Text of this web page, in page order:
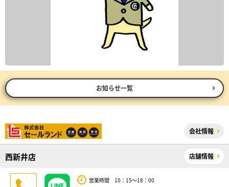
お知らせ一覧
会社情報
西新井店 店舗情報
営業時間 10：15～18：00